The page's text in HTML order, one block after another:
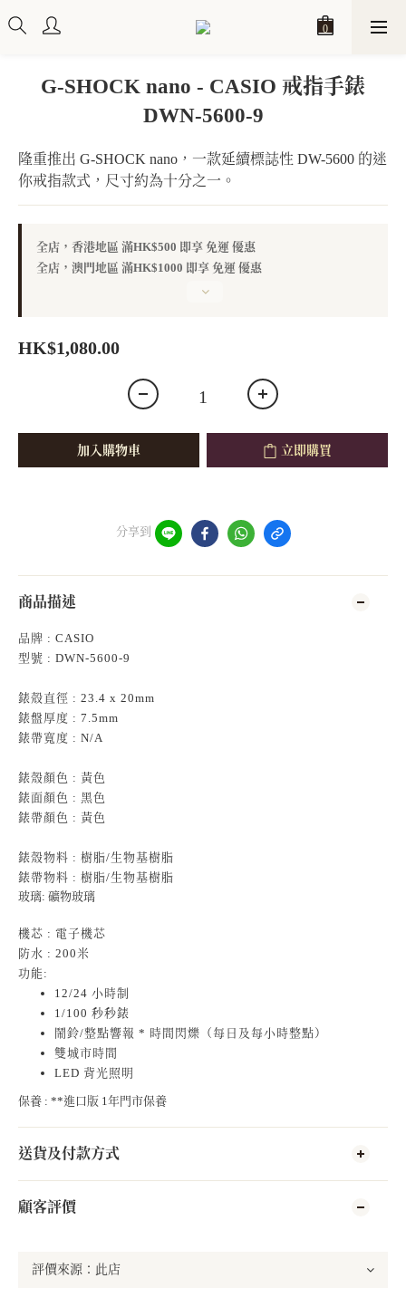
G-SHOCK nano - CASIO 戒指手錶
DWN-5600-9
隆重推出 G-SHOCK nano，一款延續標誌性 DW-5600 的迷
你戒指款式，尺寸約為十分之一。
全店，香港地區 滿HK$500 即享 免運 優惠
全店，澳門地區 滿HK$1000 即享 免運 優惠
HK$1,080.00
加入購物車 立即購買
分享到
商品描述
品牌 : CASIO
型號 : DWN-5600-9
錶殻直徑 : 23.4 x 20mm
錶盤厚度 : 7.5mm
錶帶寬度 : N/A
錶殼顏色 : 黃色
錶面顏色 : 黑色
錶帶顏色 : 黃色
錶殼物料 : 樹脂/生物基樹脂
錶帶物料 : 樹脂/生物基樹脂
玻璃: 礦物玻璃
機芯 : 電子機芯
防水 : 200米
功能:
12/24 小時制
1/100 秒秒錶
鬧鈴/整點響報 * 時間閃爍（每日及每小時整點）
雙城市時間
LED 背光照明
保養 : **進口版 1年門市保養
送貨及付款方式
顧客評價